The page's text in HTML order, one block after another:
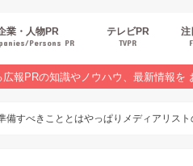
ト
業・人物PR
Persons PR
テレビPR
TVPR
注
報PRの知識やノウハウ、最新情報を
すべきこととはやっぱりメディアリスト